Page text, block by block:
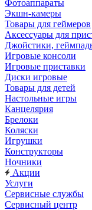
Фотоаппараты
Экшн-камеры
Товары для геймеров
Аксессуары для
Джойстики,
Игровые консоли
Игровые приставки
Диски игровые
Товары для детей
Настольные игры
Канцелярия
Брелоки
Коляски
Игрушки
Конструкторы
Ночники
Акции
Услуги
Сервисные службы
Сервисный центр